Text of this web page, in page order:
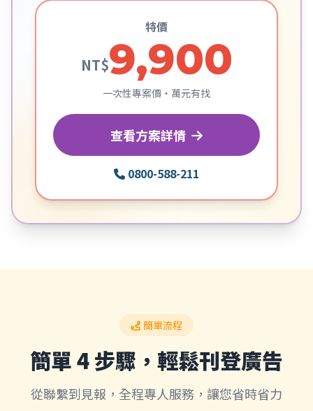
特價
NT$9,900
一次性專案價・萬元有找
查看方案詳情
0800-588-211
簡單流程
簡單 4 步驟，輕鬆刊登廣告
從聯繫到見報，全程專人服務，讓您省時省力